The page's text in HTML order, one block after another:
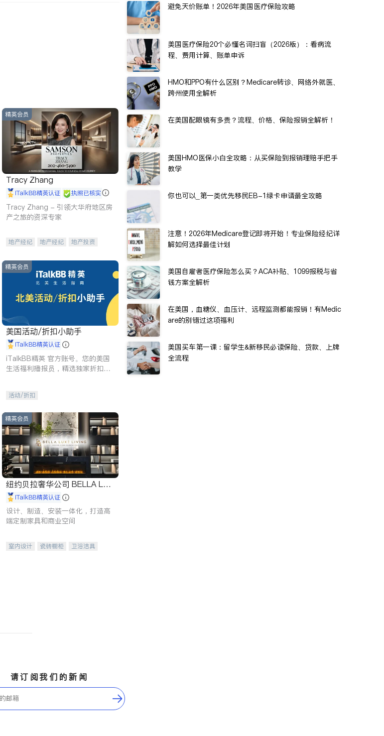
精英会员
Tracy Zhang
iTalkBB精英认证 执照已核实
Tracy Zhang - 引领大华府地区房
产之旅的资深专家
地产经纪 地产经纪
地产投资
精英会员
美国活动/折扣小助手
iTalkBB精英认证
iTalkBB精英 官方账号。您的美国
生活福利播报员，精选独家折扣、
活动/折扣
精英会员
纽约贝拉奢华公司 BELLA LUX
E iTalkBB精英认证
设计、制造、安装一体化，打造高
端定制家具和商业空间
室内设计 瓷砖橱柜
卫浴洁具
避免天价账单！2026年美国医疗保险攻略
美国医疗保险20个必懂名词扫盲（2026版）：看病流
程、费用计算、账单申诉
HMO和PPO有什么区别？Medicare转诊、网络外就医、
跨州使用全解析
在美国配眼镜有多贵？流程、价格、保险报销全解析！
美国HMO医保小白全攻略：从买保险到报销理赔手把手
教学
你也可以_第一类优先移民EB-1绿卡申请最全攻略
注意！2026年Medicare登记即将开始！专业保险经纪详
解如何选择最佳计划
美国自雇者医疗保险怎么买？ACA补贴、1099报税与省
钱方案全解析
在美国，血糖仪、血压计、远程监测都能报销！有Medic
are的别错过这项福利
美国买车第一课：留学生&新移民必读保险、贷款、上牌
全流程
请订阅我们的新闻